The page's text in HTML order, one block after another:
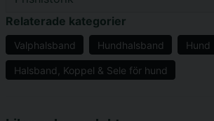
question
name
Namn
Relaterade kategorier
Valphalsband Hundhalsband Hund
Halsband, Koppel & Sele för hund